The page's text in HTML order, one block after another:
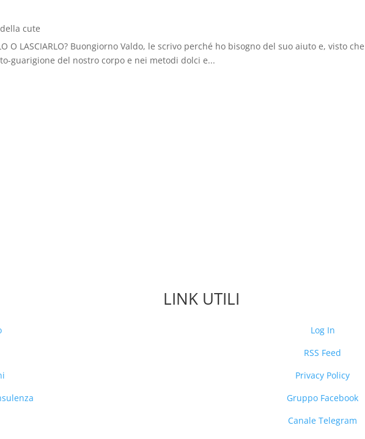
cute
O LASCIARLO? Buongiorno Valdo, le scrivo perché ho bisogno del suo aiuto e, visto
guarigione del nostro corpo e nei metodi dolci e...
LINK UTILI
Log In
RSS Feed
Privacy Policy
Gruppo Facebook
Canale Telegram